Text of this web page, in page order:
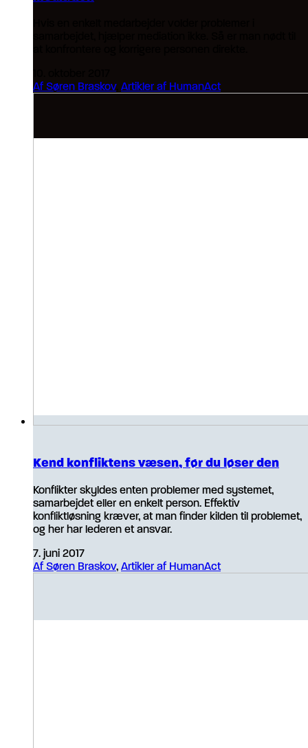
Af Søren Braskov, Artikler af HumanAct
Kend konfliktens væsen, før du løser den
Konflikter skyldes enten problemer med systemet,
samarbejdet eller en enkelt person. Effektiv
konfliktløsning kræver, at man finder kilden til problemet,
og her har lederen et ansvar.
7. juni 2017
Af Søren Braskov, Artikler af HumanAct